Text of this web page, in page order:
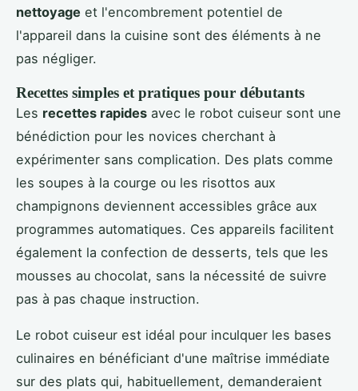
nettoyage et l'encombrement potentiel de
l'appareil dans la cuisine sont des éléments à ne
pas négliger.
Recettes simples et pratiques pour débutants
Les recettes rapides avec le robot cuiseur sont une
bénédiction pour les novices cherchant à
expérimenter sans complication. Des plats comme
les soupes à la courge ou les risottos aux
champignons deviennent accessibles grâce aux
programmes automatiques. Ces appareils facilitent
également la confection de desserts, tels que les
mousses au chocolat, sans la nécessité de suivre
pas à pas chaque instruction.
Le robot cuiseur est idéal pour inculquer les bases
culinaires en bénéficiant d'une maîtrise immédiate
sur des plats qui, habituellement, demanderaient